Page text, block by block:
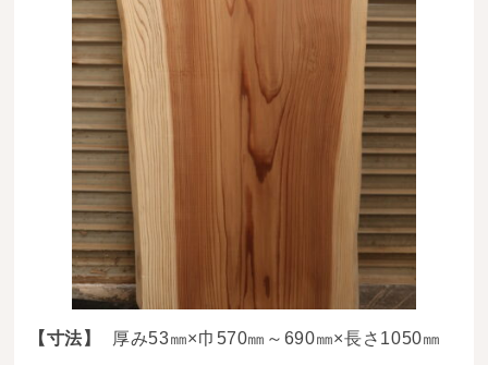
お問い合わせ
お客様の声
お買い物の流れ
送料・お支払い方法について
ご注文前の注意点
Attention
before ordering
一枚板を直販できる店
オイル塗装の
メンテナンスについて
【寸法】 厚み53㎜×巾570㎜～690㎜×長さ1050㎜